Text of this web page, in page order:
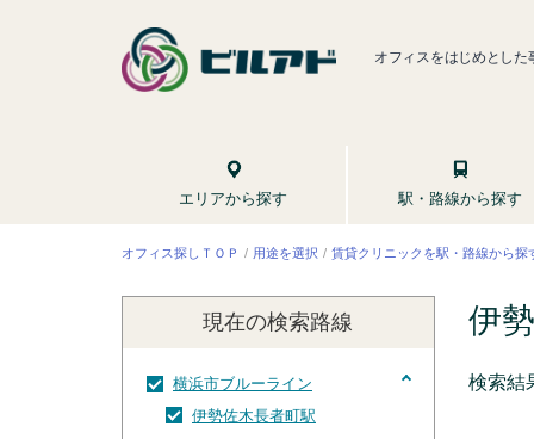
オフィスをはじめとした
エリアから探す 駅・路線から探す
オフィス探しＴＯＰ 用途を選択 賃貸クリニックを駅・路線から探
現在の検索路線
横浜市ブルーライン
伊勢佐木長者町駅
伊
検索結